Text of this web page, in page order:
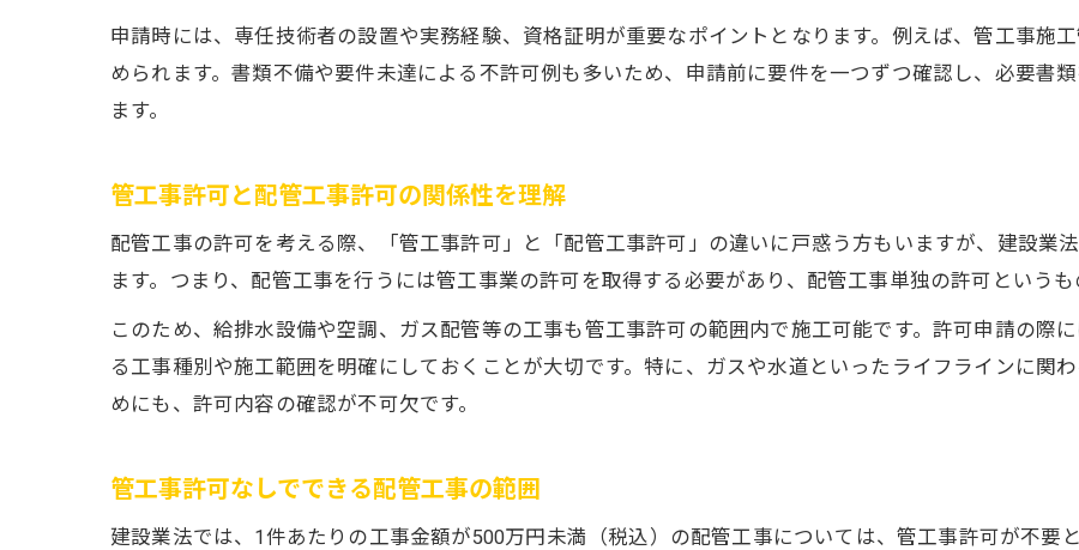
配管工事許可と管工事許可の基準比較
資格なしで配管工事許可は取得可能か考察
配管工事許可取得に必要な資格と選択肢
申請時には、専任技術者の設置や実務経験、資格証明が重要なポイントとなります。例えば、管工事施
められます。書類不備や要件未達による不許可例も多いため、申請前に要件を一つずつ確認し、必要書
ます。
管工事許可と配管工事許可の関係性を理解
配管工事の許可を考える際、「管工事許可」と「配管工事許可」の違いに戸惑う方もいますが、建設業
ます。つまり、配管工事を行うには管工事業の許可を取得する必要があり、配管工事単独の許可というも
このため、給排水設備や空調、ガス配管等の工事も管工事許可の範囲内で施工可能です。許可申請の際
る工事種別や施工範囲を明確にしておくことが大切です。特に、ガスや水道といったライフラインに関
めにも、許可内容の確認が不可欠です。
管工事許可なしでできる配管工事の範囲
建設業法では、1件あたりの工事金額が500万円未満（税込）の配管工事については、管工事許可が不要